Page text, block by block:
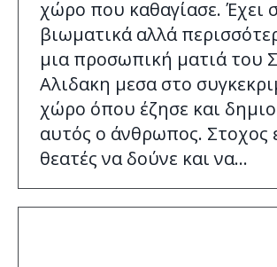
χώρο που καθαγίασε. Έχει
βιωματικά αλλά
μια προσωπική ματιά του
Αλιδακη μεσα στο
χώρο όπου έζησε και
αυτός ο άνθρωπος. Στοχος
θεατές να δούνε και να…